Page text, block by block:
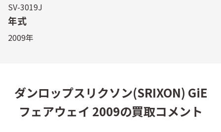
SV-3019J
年式
2009年
ダンロップスリクソン(SRIXON) GiE
フェアウェイ 2009の買取コメント